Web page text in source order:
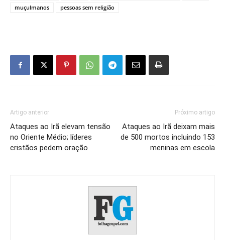
muçulmanos
pessoas sem religião
Artigo anterior
Ataques ao Irã elevam tensão
no Oriente Médio; líderes
cristãos pedem oração
Próximo artigo
Ataques ao Irã deixam mais
de 500 mortos incluindo 153
meninas em escola